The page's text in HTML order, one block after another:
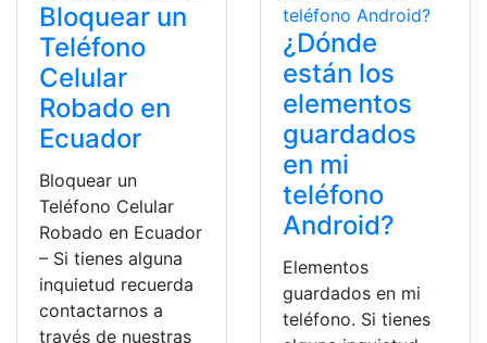
Bloquear un
Teléfono
Celular
Robado en
Ecuador
Bloquear un
Teléfono Celular
Robado en Ecuador
– Si tienes alguna
inquietud recuerda
contactarnos a
través de nuestras
¿Dónde
están los
elementos
guardados
en mi
teléfono
Android?
Elementos
guardados en mi
teléfono. Si tienes